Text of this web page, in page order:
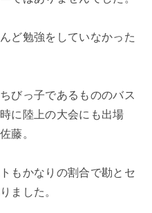
ど勉強をしていなかった
びっ子であるもののバス
に陸上の大会にも出場
藤。
もかなりの割合で勘とセ
ました。